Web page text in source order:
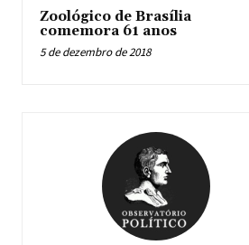
Zoológico de Brasília
comemora 61 anos
5 de dezembro de 2018